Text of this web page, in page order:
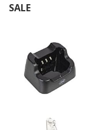
SALE